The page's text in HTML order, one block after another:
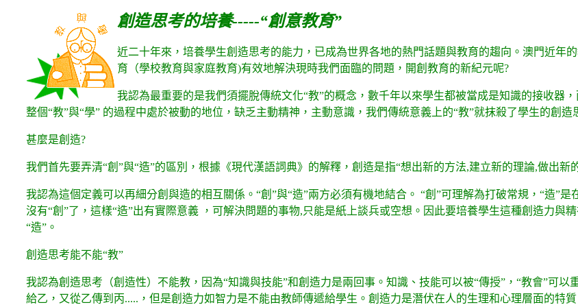
創造思考的培養-----“創意教育”
近二十年來，培養學生創造思考的能力，已成為世界各地的熱門話題與教育的趨向。澳門近年
育（學校教育與家庭教育)有效地解決現時我們面臨的問題，開創教育的新紀元呢?
我認為最重要的是我們須擺脫傳統文化“教”的概念，數千年以來學生都被當成是知識的接收器
整個“教”與“學” 的過程中處於被動的地位，缺乏主動精神，主動意識，我們傳統意義上的“教”就抹殺了學生的創造
甚麼是創造?
我們首先要弄清“創”與“造”的區別，根據《現代漢語詞典》的解釋，創造是指“想出新的方法,建立新的理論,做出新
我認為這個定義可以再細分創與造的相互關係。“創”與“造”兩方必須有機地結合。 “創”可理解為打破常規，“造”
沒有“創”了，這樣“造”出有實際意義 ，可解決問題的事物,只能是紙上談兵或空想。因此要培養學生這種創造力與
“造”。
創造思考能不能“教”
我認為創造思考（創造性）不能教，因為“知識與技能”和創造力是兩回事。知識、技能可以被“傳授”，“教會”可
給乙，又從乙傳到丙.....，但是創造力如智力是不能由教師傳遞給學生。創造力是潛伏在人的生理和心理層面的特